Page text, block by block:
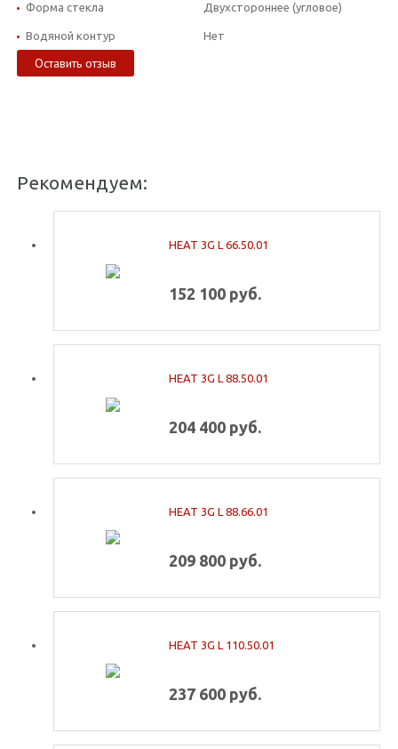
Форма стекла Двухстороннее (угловое)
Водяной контур Нет
Оставить отзыв
Рекомендуем:
HEAT 3G L 66.50.01
152 100 руб.
HEAT 3G L 88.50.01
204 400 руб.
HEAT 3G L 88.66.01
209 800 руб.
HEAT 3G L 110.50.01
237 600 руб.